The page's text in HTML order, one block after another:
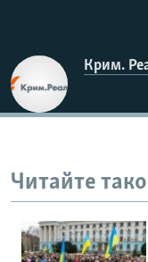
Крим.
Читайте